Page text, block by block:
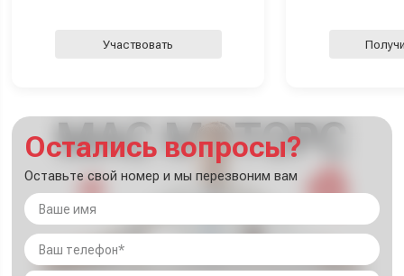
Участвовать
Остались вопросы?
Оставьте свой номер и мы перезвоним вам